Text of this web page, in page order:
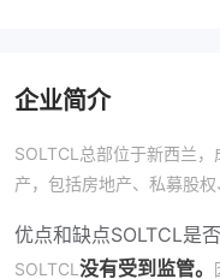
企业简介
SOLTCL总部位于新西兰
产，包括房地产、私募股权
优点和缺点SOLTCL是
SOLTCL 没有受到监管。